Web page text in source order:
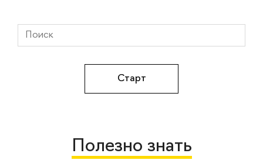
Полезно знать